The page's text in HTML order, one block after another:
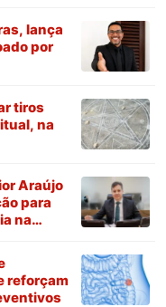
lança
por
tiros
na
Araújo
para
na
reforçam